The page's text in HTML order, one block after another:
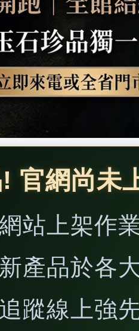
官網尚未
站上架作
產品於各
蹤線上強